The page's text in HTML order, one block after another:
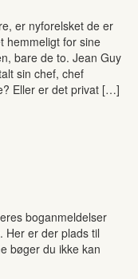
er nyforelsket de er
hemmeligt for sine
bare de to. Jean Guy
sin chef, chef
Eller er det privat […]
boganmeldelser
Her er der plads til
bøger du ikke kan